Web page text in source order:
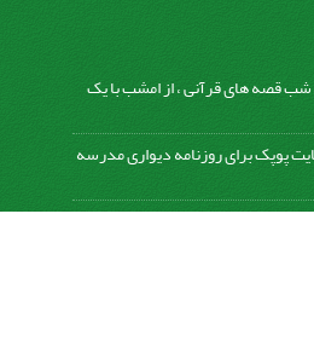
قصه های قرآنی ، از امشب با یک
پوپک برای روزنامه دیواری مدرسه